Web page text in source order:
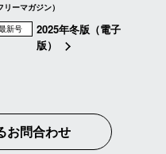
リーマガジン）
新号
2025年冬版（電子
版）
お問合わせ